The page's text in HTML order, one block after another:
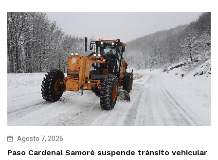
Agosto 7, 2026
Paso Cardenal Samoré suspende tránsito vehicular